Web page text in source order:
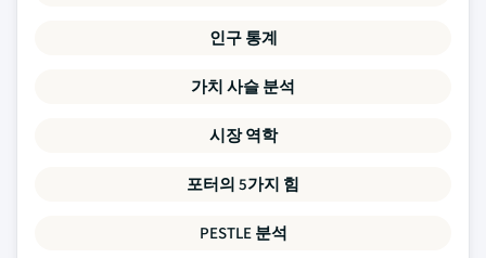
인구 통계
가치 사슬 분석
시장 역학
포터의 5가지 힘
PESTLE 분석